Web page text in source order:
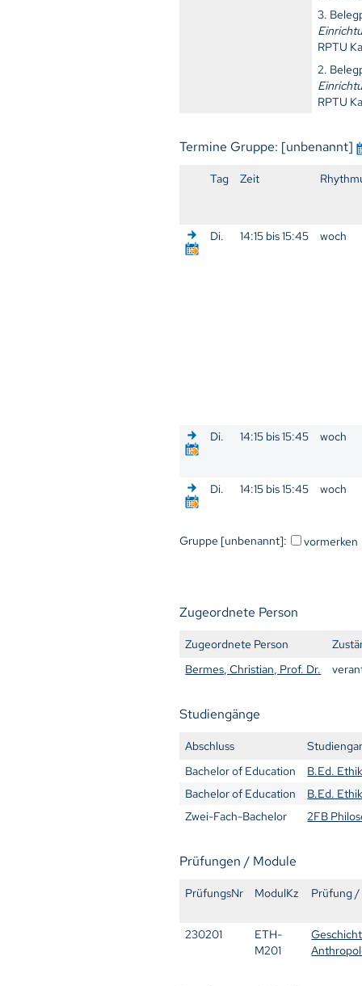
3.
RPTU
2.
RPTU
Termine Gruppe: [unbenannt]
Tag Zeit
Di. 14:15 bis 15:45 woch
Di. 14:15 bis 15:45 woch
Di. 14:15 bis 15:45 woch
Gruppe [unbenannt]: vormerken
Zugeordnete Person
Zugeordnete Person
Bermes, Christian, Prof. Dr.
Studiengänge
Abschluss
Bachelor of Education
B.Ed.
Bachelor of Education
B.Ed.
Zwei-Fach-Bachelor
2FB
Prüfungen / Module
PrüfungsNr ModulKz Prüfung
230201
ETH-
M201